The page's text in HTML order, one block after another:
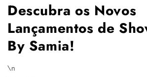
Descubra os Novos
Lançamentos de
By Samia!
\n